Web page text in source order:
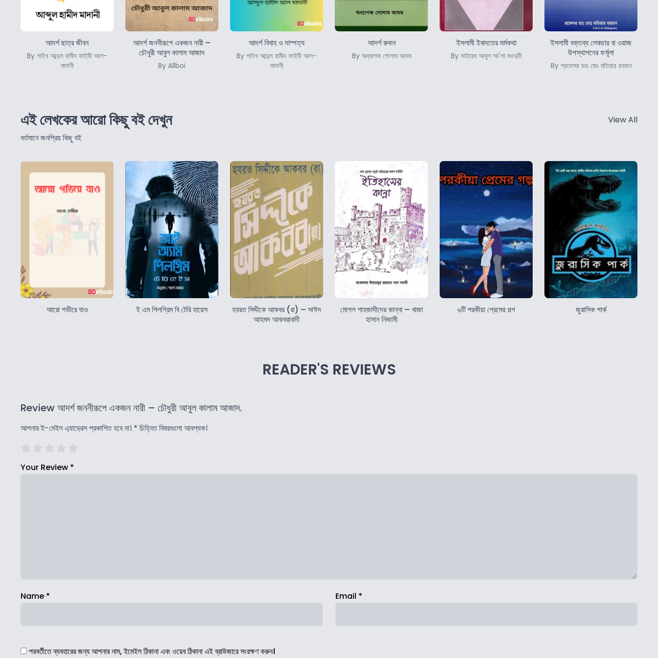
আদর্শ ছাত্র জীবন
By শাইখ আব্দুল হামীদ ফাইযী আল-
মাদানী
আদর্শ জননীরূপে একজন নারী –
চৌধুরী আবুল কালাম আজাদ
By Allboi
আদর্শ বিবাহ ও দাম্পত্য
By শাইখ আব্দুল হামীদ ফাইযী আল-
মাদানী
আদর্শ রুকন
By অধ্যাপক গোলাম আযম
ইসলামী ইবাদতের মর্মকথা
By সাইয়েদ আবুল আ'লা মওদুদী
ইসলামী বক্তব্য লেকচার বা ওয়াজ
উপস্থাপনের ফর্মূলা
By প্রফেসর ডাঃ মোঃ মতিয়ার রহমান
এই লেখকের আরো কিছু বই দেখুন
বর্তমানে জনপ্রিয় কিছু বই
View All
আরো গভীরে যাও ই এম পিলগ্রিম বি টেরি হায়েস
হযরত সিদ্দীকে আকবর (রা) – সাঈদ
আহমদ আকবরাবাদী
মোগল শাহজাদীদের কান্না – খাজা
হাসান নিজামী
৬টি পরকীয়া প্রেমের গল্প জুরাসিক পার্ক
READER'S REVIEWS
Review আদর্শ জননীরূপে একজন নারী – চৌধুরী আবুল কালাম আজাদ.
আপনার ই-মেইল এ্যাড্রেস প্রকাশিত হবে না। * চিহ্নিত বিষয়গুলো আবশ্যক।
Your Review *
Name * Email *
পরবর্তীতে ব্যবহারের জন্য আপনার নাম, ইমেইল ঠিকানা এবং ওয়েব ঠিকানা এই ব্রাউজারে সংরক্ষণ করুন।